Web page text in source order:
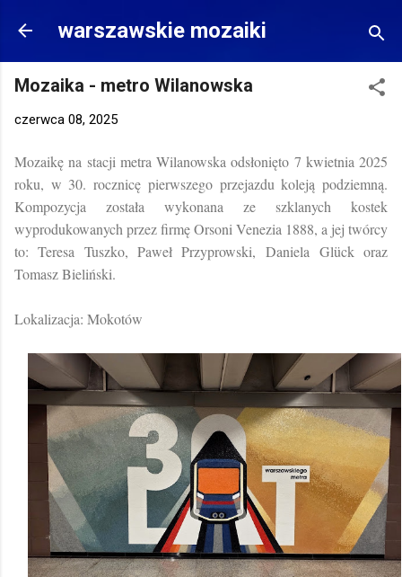
Przejdź do głównej zawartości
warszawskie mozaiki
Mozaika - metro Wilanowska
czerwca 08, 2025
Mozaikę na stacji metra Wilanowska odsłonięto 7 kwietnia 2025
roku, w 30. rocznicę pierwszego przejazdu koleją podziemną.
Kompozycja została wykonana ze szklanych kostek
wyprodukowanych przez firmę Orsoni Venezia 1888, a jej twórcy
to: Teresa Tuszko, Paweł Przyprowski,Daniela Glück oraz
Tomasz Bieliński.
Lokalizacja: Mokotów